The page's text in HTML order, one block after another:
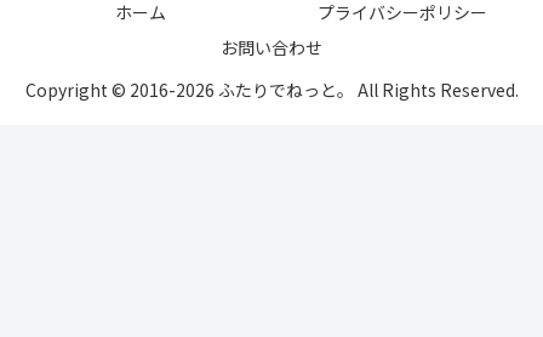
ホーム
プライバシーポリシー
お問い合わせ
Copyright © 2016-2026 ふたりでねっと。 All Rights Reserved.